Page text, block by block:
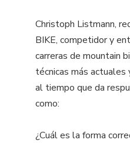
Christoph Listmann,
BIKE, competidor y
carreras de mountain
técnicas más actuales
al tiempo que da
como:
¿Cuál es la forma